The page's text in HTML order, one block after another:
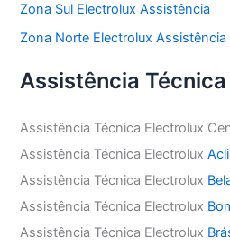
Zona Sul Electrolux Assistência
Zona Norte Electrolux Assistência
Assistência Técnica
Assistência Técnica Electrolux
Assistência Técnica Electrolux
Assistência Técnica Electrolux
Assistência Técnica Electrolux
Assistência Técnica Electrolux